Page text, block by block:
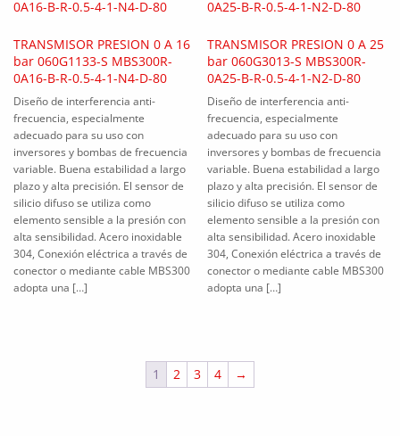
TRANSMISOR PRESION 0 A 16
bar 060G1133-S MBS300R-
0A16-B-R-0.5-4-1-N4-D-80
Diseño de interferencia anti-
frecuencia, especialmente
adecuado para su uso con
inversores y bombas de frecuencia
variable. Buena estabilidad a largo
plazo y alta precisión. El sensor de
silicio difuso se utiliza como
elemento sensible a la presión con
alta sensibilidad. Acero inoxidable
304, Conexión eléctrica a través de
conector o mediante cable MBS300
adopta una […]
TRANSMISOR PRESION 0 A 25
bar 060G3013-S MBS300R-
0A25-B-R-0.5-4-1-N2-D-80
Diseño de interferencia anti-
frecuencia, especialmente
adecuado para su uso con
inversores y bombas de frecuencia
variable. Buena estabilidad a largo
plazo y alta precisión. El sensor de
silicio difuso se utiliza como
elemento sensible a la presión con
alta sensibilidad. Acero inoxidable
304, Conexión eléctrica a través de
conector o mediante cable MBS300
adopta una […]
1 2 3 4 →